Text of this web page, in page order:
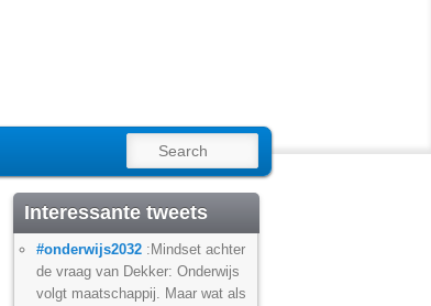
SEARCH
Interessante tweets
#onderwijs2032 :Mindset achter
de vraag van Dekker: Onderwijs
volgt maatschappij. Maar wat als